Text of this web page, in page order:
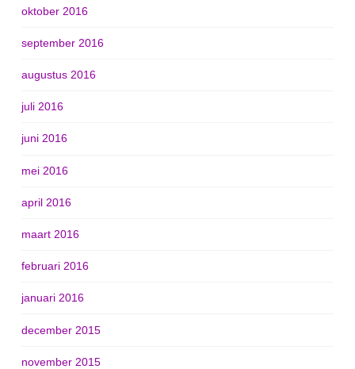
oktober 2016
september 2016
augustus 2016
juli 2016
juni 2016
mei 2016
april 2016
maart 2016
februari 2016
januari 2016
december 2015
november 2015